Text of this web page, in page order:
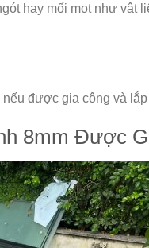
hay mối mọt như vật
được gia công và lắp
8mm Được